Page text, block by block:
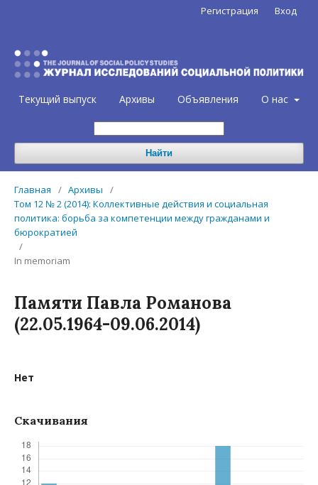
Текущий выпуск Архивы Объявления О нас
Найти
Регистрация Вход
Главная / Архивы
/
Том 12 № 2 (2014): Коллективные действия и социальная
политика: борьба за компетенции между гражданами и
бюрократией
/
In memoriam
Памяти Павла Романова
(22.05.1964-09.06.2014)
Нет
Скачивания